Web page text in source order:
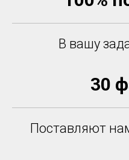
В вашу
30
Поставляют